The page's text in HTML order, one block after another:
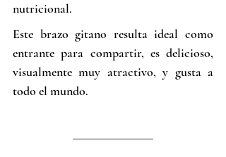
nutricional.
Este brazo gitano resulta ideal como
entrante para compartir, es delicioso,
visualmente muy atractivo, y gusta a
todo el mundo.